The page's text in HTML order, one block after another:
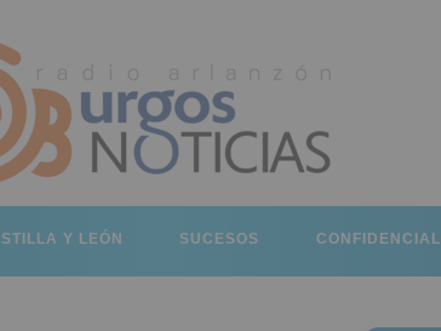
Y LEÓN SUCESOS CONFIDENCIAL